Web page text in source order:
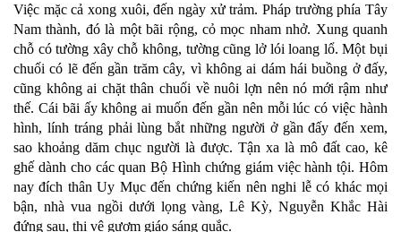
Việc mặc cả xong xuôi, đến ngày xử trảm. Pháp trường phía Tây
Nam thành, đó là một bãi rộng, cỏ mọc nham nhở. Xung quanh
chỗ có tường xây chỗ không, tường cũng lở lói loang lổ. Một bụi
chuối có lẽ đến gần trăm cây, vì không ai dám hái buồng ở đấy,
cũng không ai chặt thân chuối về nuôi lợn nên nó mới rậm như
thế. Cái bãi ấy không ai muốn đến gần nên mỗi lúc có việc hành
hình, lính tráng phải lùng bắt những người ở gần đấy đến xem,
sao khoảng dăm chục người là được. Tận xa là mô đất cao, kê
ghế dành cho các quan Bộ Hình chứng giám việc hành tội. Hôm
nay đích thân Uy Mục đến chứng kiến nên nghi lễ có khác mọi
bận, nhà vua ngồi dưới lọng vàng, Lê Kỳ, Nguyễn Khắc Hài
đứng sau, thị vệ gươm giáo sáng quắc.